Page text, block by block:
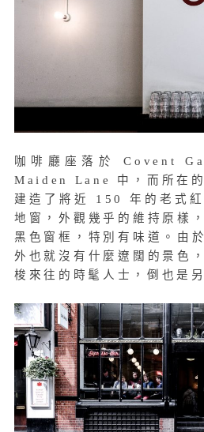
咖啡廳座落於 Covent
Maiden Lane 中，而所在的
建造了將近 150 年的老式
地窗，外觀幾乎的維持原樣
黑色窗框，特別有味道。由
外也就沒有什麼遼闊的景色
梭來往的時髦人士，倒也是